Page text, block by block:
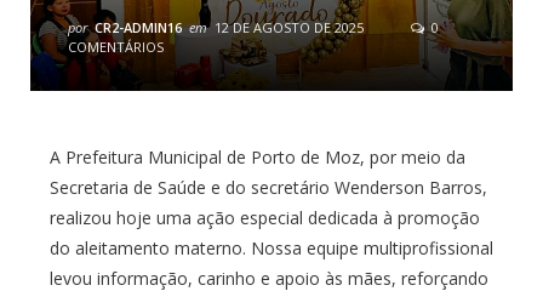
por CR2-ADMIN16 em 12 DE AGOSTO DE 2025
0
COMENTÁRIOS
A Prefeitura Municipal de Porto de Moz, por meio da
Secretaria de Saúde e do secretário Wenderson Barros,
realizou hoje uma ação especial dedicada à promoção
do aleitamento materno. Nossa equipe multiprofissional
levou informação, carinho e apoio às mães, reforçando